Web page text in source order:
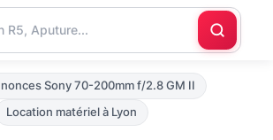
Sony 70-200mm f/2.8 GM II
Location matériel à Lyon